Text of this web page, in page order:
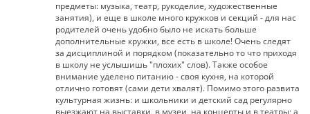
предметы: музыка, театр, рукоделие, художественные
занятия), и еще в школе много кружков и секций - для нас
родителей очень удобно было не искать больше
дополнительные кружки, все есть в школе! Очень следят
за дисциплиной и порядком (показательно то что приходя
в школу не услышишь "плохих" слов). Также особое
внимание уделено питанию - своя кухня, на которой
отлично готовят (сами дети хвалят). Помимо этого развита
культурная жизнь: и школьники и детский сад регулярно
выезжают на выставки, в музеи, на концерты и в театры; а